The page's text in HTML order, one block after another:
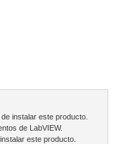
instalar este producto.
de LabVIEW.
este producto.